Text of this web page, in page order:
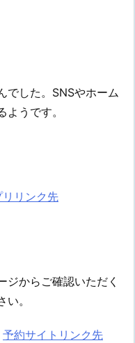
でした。SNSやホーム
うです。
リンク先
ジからご確認いただく
。
予約サイトリンク先